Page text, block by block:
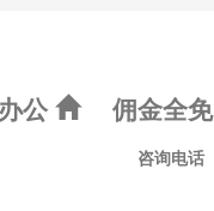
公 佣金全免
咨询电话